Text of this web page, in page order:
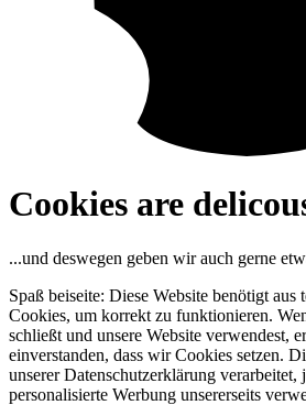
Cookies are
...und deswegen geben wir auch gerne
Spaß beiseite: Diese Website benötigt aus
Cookies, um korrekt zu funktionieren.
schließt und unsere Website verwendest,
einverstanden, dass wir Cookies setzen.
unserer Datenschutzerklärung verarbeitet,
personalisierte Werbung unsererseits